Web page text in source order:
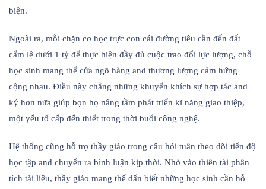
biện.
Ngoài ra, mỗi chặn cơ học trực con cái đường tiêu cần đến đất
cẩm lệ dưới 1 tỷ để thực hiện đầy đủ cuộc trao đổi lực lượng, chỗ
học sinh mang thể cửa ngõ hàng and thương lượng cảm hứng
cộng nhau. Điều này chẳng những khuyến khích sự hợp tác and
ký hơn nữa giúp bọn họ nâng tầm phát triển kĩ năng giao thiệp,
một yếu tố cấp đến thiết trong thời buổi công nghệ.
Hệ thống cũng hỗ trợ thầy giáo trong câu hỏi tuân theo dõi tiến độ
học tập and chuyển ra bình luận kịp thời. Nhờ vào thiên tài phân
tích tài liệu, thầy giáo mang thể dấn biết những học sinh cần hỗ